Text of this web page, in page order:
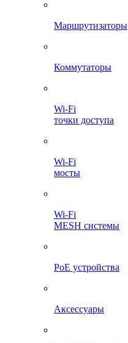
Маршрутизаторы
Коммутаторы
Wi-Fi
точки доступа
Wi-Fi
мосты
Wi-Fi
MESH системы
PoE устройства
Аксессуары